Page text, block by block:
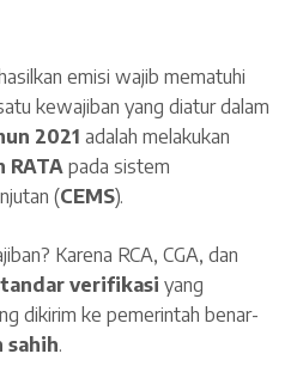
emisi wajib mematuhi
kewajiban yang diatur dalam
2021 adalah melakukan
RATApada sistem
(CEMS).
Karena RCA, CGA, dan
verifikasi yang
dikirim ke pemerintah benar-
sahih.